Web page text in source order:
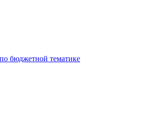
бюджетной тематике